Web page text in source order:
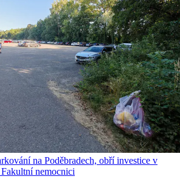
na Poděbradech, obří investice v
nemocnici